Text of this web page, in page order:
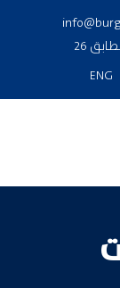
26
ENG